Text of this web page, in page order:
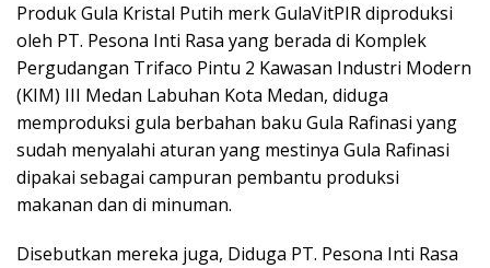
Produk Gula Kristal Putih merk GulaVitPIR diproduksi
oleh PT. Pesona Inti Rasa yang berada di Komplek
Pergudangan Trifaco Pintu 2 Kawasan Industri Modern
(KIM) III Medan Labuhan Kota Medan, diduga
memproduksi gula berbahan baku Gula Rafinasi yang
sudah menyalahi aturan yang mestinya Gula Rafinasi
dipakai sebagai campuran pembantu produksi
makanan dan di minuman.
Disebutkan mereka juga, Diduga PT. Pesona Inti Rasa